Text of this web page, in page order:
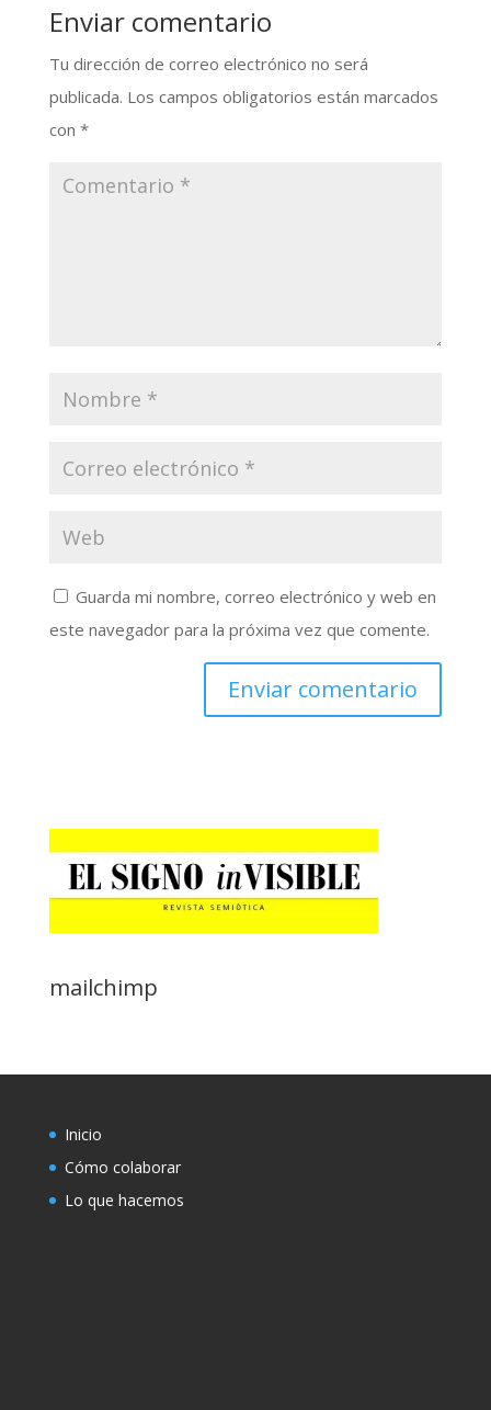
Enviar comentario
Tu dirección de correo electrónico no será
publicada. Los campos obligatorios están marcados
con *
Guarda mi nombre, correo electrónico y web en
este navegador para la próxima vez que comente.
mailchimp
Inicio
Cómo colaborar
Lo que hacemos